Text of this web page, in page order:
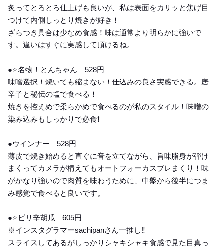
炙ってとろとろ仕上げも良いが、私は表面をカリッと焦げ目
つけて内側しっとり焼きが好き！
ざらつき具合は少なめ食感！味は通常より明らかに強いで
す。違いはすぐに実感して頂けるね。
●⭐️名物！とんちゃん 528円
味噌選択！焼いても縮まない！仕込みの良さ実感できる。唐
辛子と秘伝の塩で食べる！
焼きを控えめで柔らかめで食べるのが私のスタイル！味噌の
染み込みもしっかりで必食❗️
●ウインナー 528円
薄皮で焼き始めると直ぐに音を立てながら、旨味脂身が弾け
まくってカメラが構えてもオートフォーカスブレまくり！味
がかなり強いので肉質を味わうために、中盤から後半につま
み感覚で食べると良いです。
●⭐️ピリ辛胡瓜 605円
※インスタグラマーsachipanさん一推し‼️
スライスしてあるがしっかりシャキシャキ食感で見た目真っ